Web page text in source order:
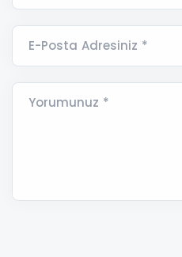
E-Posta Adresiniz *
Yorumunuz *